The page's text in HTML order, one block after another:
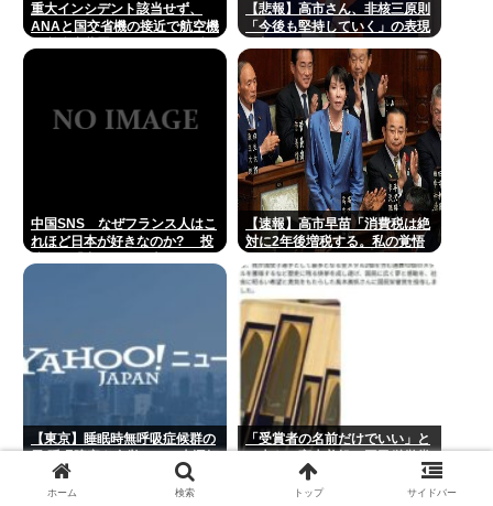
重大インシデント該当せず、
ANAと国交省機の接近で航空機
【悲報】高市さん、非核三原則
「今後も堅持していく」の表現
中国SNS なぜフランス人はこ
れほど日本が好きなのか? 投
【速報】高市早苗「消費税は絶
対に2年後増税する。私の覚悟
【東京】睡眠時無呼吸症候群の
事故起こし自転車の女性に重傷
負わせ…「厳重処分」意見つけ
「受賞者の名前だけでいい」と
受賞副賞《包丁10本》に”高市
総理の名前も刻印”
ホーム 検索 トップ サイドバー